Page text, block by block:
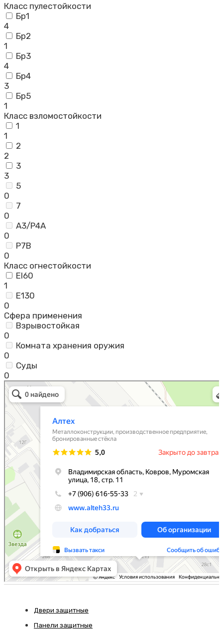
Класс пулестойкости
Бр1
4
Бр2
1
Бр3
4
Бр4
3
Бр5
1
Класс взломостойкости
1
1
2
2
3
3
5
0
7
0
А3/Р4А
0
Р7В
0
Класс огнестойкости
EI60
1
Е130
0
Сфера применения
Взрывостойкая
0
Комната хранения оружия
0
Суды
0
Металлоконструкции в Коврове
Металлоизделия в Коврове
Двери защитные
Панели защитные